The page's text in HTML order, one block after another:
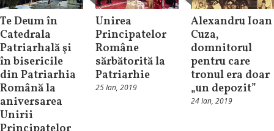
Te Deum în
Catedrala
Patriarhală şi
în bisericile
din Patriarhia
Română la
aniversarea
Unirii
Unirea
Principatelor
Române
sărbătorită la
Patriarhie
25 Ian, 2019
Alexandru Ioan
Cuza,
domnitorul
pentru care
tronul era doar
„un depozit”
24 Ian, 2019